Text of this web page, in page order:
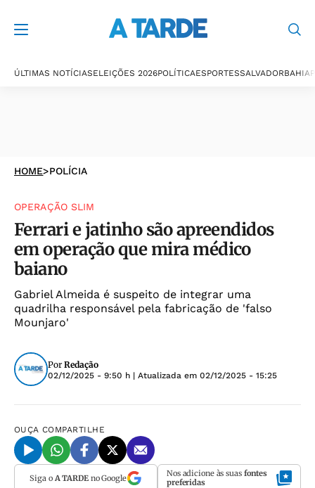
ÚLTIMAS NOTÍCIASELEIÇÕES 2026POLÍTICAESPORTESSALVADORBAHIA
HOME>POLÍCIA
OPERAÇÃO SLIM
Ferrari e jatinho são apreendidos
em operação que mira médico
baiano
Gabriel Almeida é suspeito de integrar uma
quadrilha responsável pela fabricação de 'falso
Mounjaro'
Por Redação
02/12/2025 - 9:50 h | Atualizada em 02/12/2025 - 15:25
OUÇA COMPARTILHE
Siga o A TARDEno Google Nos adicione às suas fontes
preferidas